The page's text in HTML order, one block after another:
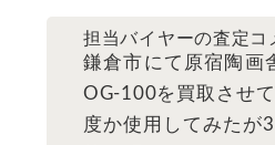
担当バイヤーの査定コ
鎌倉市にて原宿陶画
OG-100を買取させ
度か使用してみたが